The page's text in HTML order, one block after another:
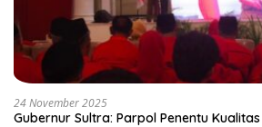
24 November 2025
Gubernur Sultra: Parpol Penentu